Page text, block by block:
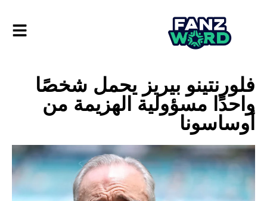
فلورنتينو بيريز يحمل شخصًا
واحدًا مسؤولية الهزيمة من
أوساسونا